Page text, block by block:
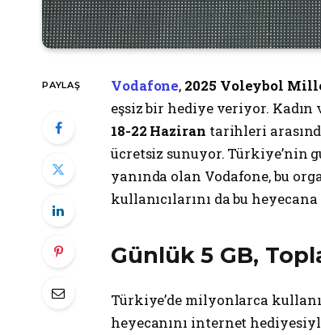
PAYLAŞ Vodafone, 2025 Voleybol
eşsiz bir hediye veriyor.
18-22 Haziran tarihleri
ücretsiz sunuyor. Türkiye’nin
yanında olan Vodafone, bu
kullanıcılarını da bu
Günlük 5 GB,
Türkiye’de milyonlarca
heyecanını internet